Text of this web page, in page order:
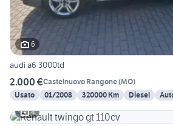
6
audi a6 3000td
2.000 €Castelnuovo Rangone(MO)
Usato
01/2008 320000 Km Diesel
4